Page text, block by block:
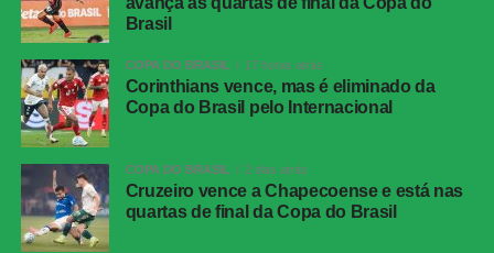
GOLS:Marlon, aos 31 do 1ºT (América-MG); Lucas
Romero, aos 39 do 1ºT (Cruzeiro)
AMÉRICA-MG:Matheus Mendes; Júlio César (Mariano),
Ricardo Silva, Lucão e Marlon; Kauã Diniz (Miquéias),
Cauan Barros e Benítez (Elizari); Renato Marques
(Jonathas), Adyson (Yago Santos) e Figueiredo.
William Batista
CRUZEIRO:
Brasil
COPA DO BRASIL 17 horas atrás
Corinthians vence, mas é eliminado da
Copa do Brasil pelo Internacional
COPA DO BRASIL 2 dias atrás
Cruzeiro vence a Chapecoense e está nas
quartas de final da Copa do Brasil